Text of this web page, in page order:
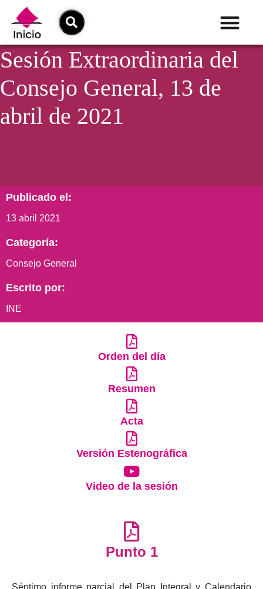
Sesión Extraordinaria del
Consejo General, 13 de
abril de 2021
Publicado el:
13 abril 2021
Categoría:
Consejo General
Escrito por:
INE
Orden del día
Resumen
Acta
Versión Estenográfica
Video de la sesión
Punto 1